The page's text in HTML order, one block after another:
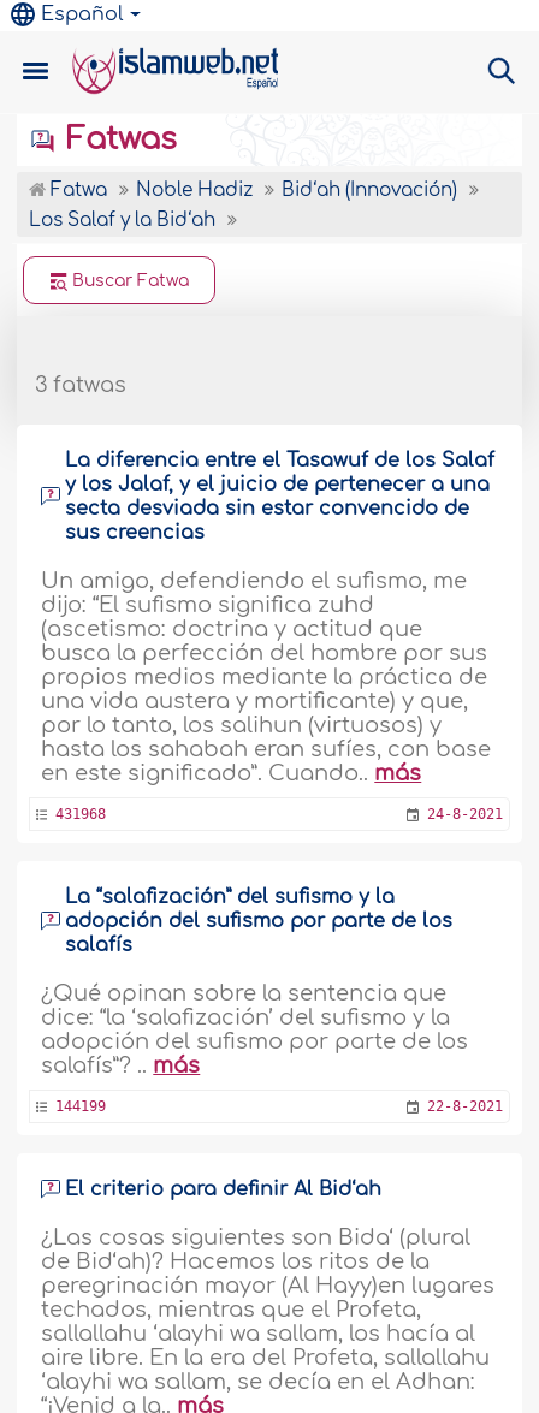
Español
Fatwas
Fatwa Noble Hadiz
Bid‘ah (Innovación)
Los Salaf y la Bid‘ah
Buscar Fatwa
3 fatwas
La diferencia entre el Tasawuf de los Salaf
y los Jalaf, y el juicio de pertenecer a una
secta desviada sin estar convencido de
sus creencias
Un amigo, defendiendo el sufismo, me
dijo: “El sufismo significa zuhd
(ascetismo: doctrina y actitud que
busca la perfección del hombre por sus
propios medios mediante la práctica de
una vida austera y mortificante) y que,
por lo tanto, los salihun (virtuosos) y
hasta los sahabah eran sufíes, con base
en este significado”. Cuando.. más
431968 24-8-2021
La “salafización” del sufismo y la
adopción del sufismo por parte de los
salafís
¿Qué opinan sobre la sentencia que
dice: “la ‘salafización’ del sufismo y la
adopción del sufismo por parte de los
salafís”? .. más
144199 22-8-2021
El criterio para definir Al Bid‘ah
¿Las cosas siguientes son Bida‘ (plural
de Bid‘ah)? Hacemos los ritos de la
peregrinación mayor (Al Hayy)en lugares
techados, mientras que el Profeta,
sallallahu ‘alayhi wa sallam, los hacía al
aire libre. En la era del Profeta, sallallahu
‘alayhi wa sallam, se decía en el Adhan:
“¡Venid a la.. más